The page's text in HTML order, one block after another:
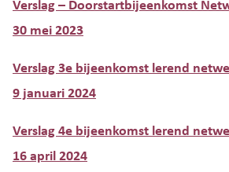
Verslag – Doorstartbijeenkomst
30 mei 2023
Verslag 3e bijeenkomst lerend
9 januari 2024
Verslag 4e bijeenkomst lerend
16 april 2024